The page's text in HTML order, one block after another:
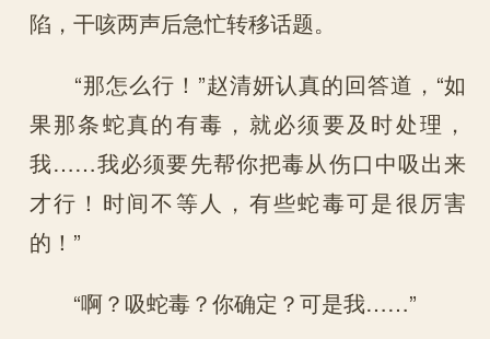
陷，干咳两声后急忙转移话题。
“那怎么行！”赵清妍认真的回答道，“如
果那条蛇真的有毒，就必须要及时处理，
我……我必须要先帮你把毒从伤口中吸出来
才行！时间不等人，有些蛇毒可是很厉害
的！”
“啊？吸蛇毒？你确定？可是我……”